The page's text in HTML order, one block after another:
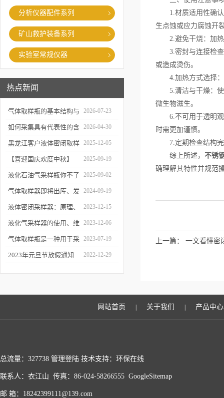
分析仪器配件系列
矿山救护装备系列
实验室常规仪器
热点新闻
气体取样瓶的基本结构与
工作逻辑是什么？
2026-07-23
如何采集具有代表性的含
油水样？——石油类采水
器原理与使用
2026-04-30
黑龙江客户液体密闭取样
器项目顺利交付
2025-12-05
【喜迎国庆欢度中秋】
2025年国庆中秋放假通知
2025-09-19
液化石油气采样瓶你不了
解的知识！
2025-09-02
气体取样器即将出库、发
货！
2024-09-19
液体密闭采样器：原理、
应用和优势
2023-12-15
液化气采样器的使用、维
护与优化
2023-12-06
气体取样瓶是一种用于采
集、贮存和分析气体样品
2023-07-19
2023年元旦节放假通知 2022-12-29
1.材质适用性确认
生点蚀或应力腐蚀开
2.避免干烧：加热
3.密封与连接检查
或造成烫伤。
4.加热方式选择：
5.清洁与干燥：使
微生物滋生。
6.不可用于透明观
时需更加谨慎。
7.定期检查结构完
综上所述， 不锈
确理解其特性并规范
上一篇： 一文看懂密
网站首页 关于我们 产品中心
总流量：327738 管理登陆 技术支持： 环保在线
联系人：衣江山 传真：86-024-58266555 GoogleSitemap
邮 箱：18242399111@139.com